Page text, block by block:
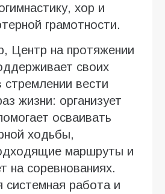
хор и
грамотности.
Центр на протяжении
своих
стремлении вести
жизни: организует
осваивать
ходьбы,
маршруты и
на соревнованиях.
системная работа и